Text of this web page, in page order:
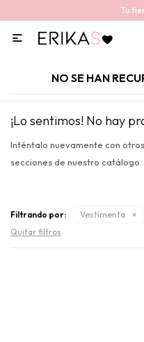
Tu

NO SE HAN
¡Lo sentimos! No hay
Inténtalo nuevamente con
secciones de nuestro catálogo.
Filtrando por: Vestimenta
Quitar filtros